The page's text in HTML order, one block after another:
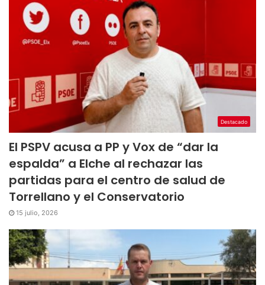
Destacado
El PSPV acusa a PP y Vox de “dar la
espalda” a Elche al rechazar las
partidas para el centro de salud de
Torrellano y el Conservatorio
15 julio, 2026